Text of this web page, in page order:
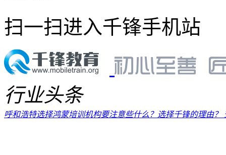
扫一扫进入千锋手机站
行业头条
呼和浩特选择鸿蒙培训机构要注意些什么？选择千锋的理由？